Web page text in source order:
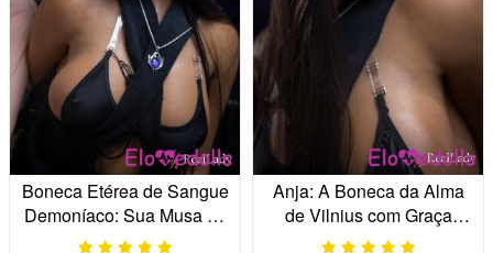
Boneca Etérea de Sangue
Demoníaco: Sua Musa de
Olhos Abissais
Anja: A Boneca da Alma
de Vilnius com Graça
Eurasiática